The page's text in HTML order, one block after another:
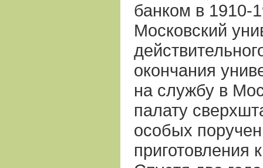
банком в 1910-
Московский
окончания
на службу в
палату
особых
приготовления